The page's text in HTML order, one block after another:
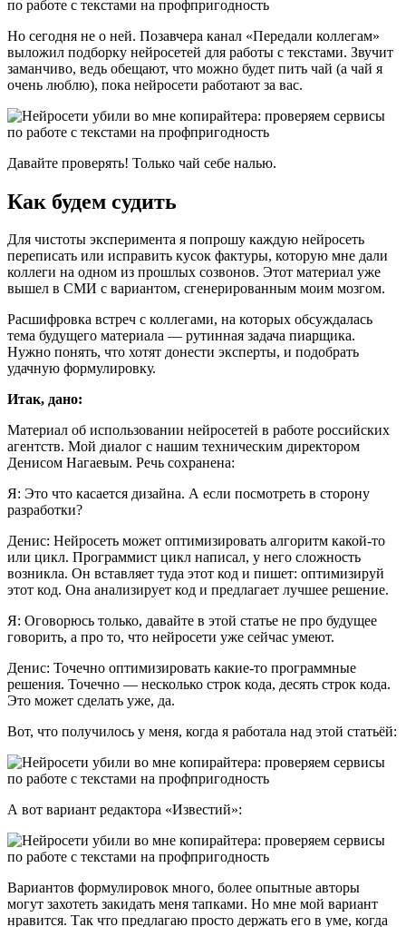
Но сегодня не о ней. Позавчера канал «Передали коллегам»
выложил подборку нейросетей для работы с текстами. Звучит
заманчиво, ведь обещают, что можно будет пить чай (а чай я
очень люблю), пока нейросети работают за вас.
Давайте проверять! Только чай себе налью.
Как будем судить
Для чистоты эксперимента я попрошу каждую нейросеть
переписать или исправить кусок фактуры, которую мне дали
коллеги на одном из прошлых созвонов. Этот материал уже
вышел в СМИ с вариантом, сгенерированным моим мозгом.
Расшифровка встреч с коллегами, на которых обсуждалась
тема будущего материала — рутинная задача пиарщика.
Нужно понять, что хотят донести эксперты, и подобрать
удачную формулировку.
Итак, дано:
Материал об использовании нейросетей в работе российских
агентств. Мой диалог с нашим техническим директором
Денисом Нагаевым. Речь сохранена:
Я: Это что касается дизайна. А если посмотреть в сторону
разработки?
Денис: Нейросеть может оптимизировать алгоритм какой-то
или цикл. Программист цикл написал, у него сложность
возникла. Он вставляет туда этот код и пишет: оптимизируй
этот код. Она анализирует код и предлагает лучшее решение.
Я: Оговорюсь только, давайте в этой статье не про будущее
говорить, а про то, что нейросети уже сейчас умеют.
Денис: Точечно оптимизировать какие-то программные
решения. Точечно — несколько строк кода, десять строк кода.
Это может сделать уже, да.
Вот, что получилось у меня, когда я работала над этой статьёй:
А вот вариант редактора «Известий»:
Вариантов формулировок много, более опытные авторы
могут захотеть закидать меня тапками. Но мне мой вариант
нравится. Так что предлагаю просто держать его в уме, когда